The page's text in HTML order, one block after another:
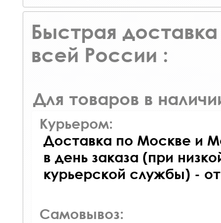
Быстрая доставка
всей России :
Для товаров в
Курьером:
Доставка по Москве и
в день заказа (при
курьерской службы) -
Самовывоз: